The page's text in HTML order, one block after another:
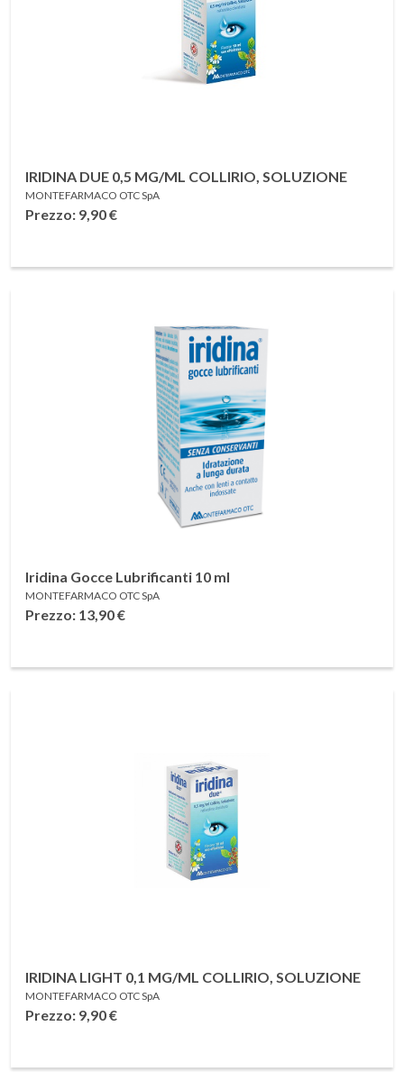
IRIDINA DUE 0,5 MG/ML COLLIRIO, SOLUZIONE
MONTEFARMACO OTC SpA
Prezzo: 9,90€
Iridina Gocce Lubrificanti 10 ml
MONTEFARMACO OTC SpA
Prezzo: 13,90€
IRIDINA LIGHT 0,1 MG/ML COLLIRIO, SOLUZIONE
MONTEFARMACO OTC SpA
Prezzo: 9,90€